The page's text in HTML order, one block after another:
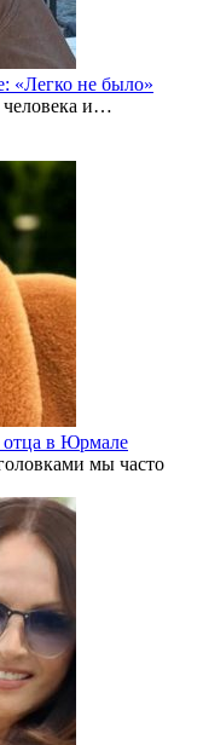
«Легко не было»
и…
отца в Юрмале
мы часто